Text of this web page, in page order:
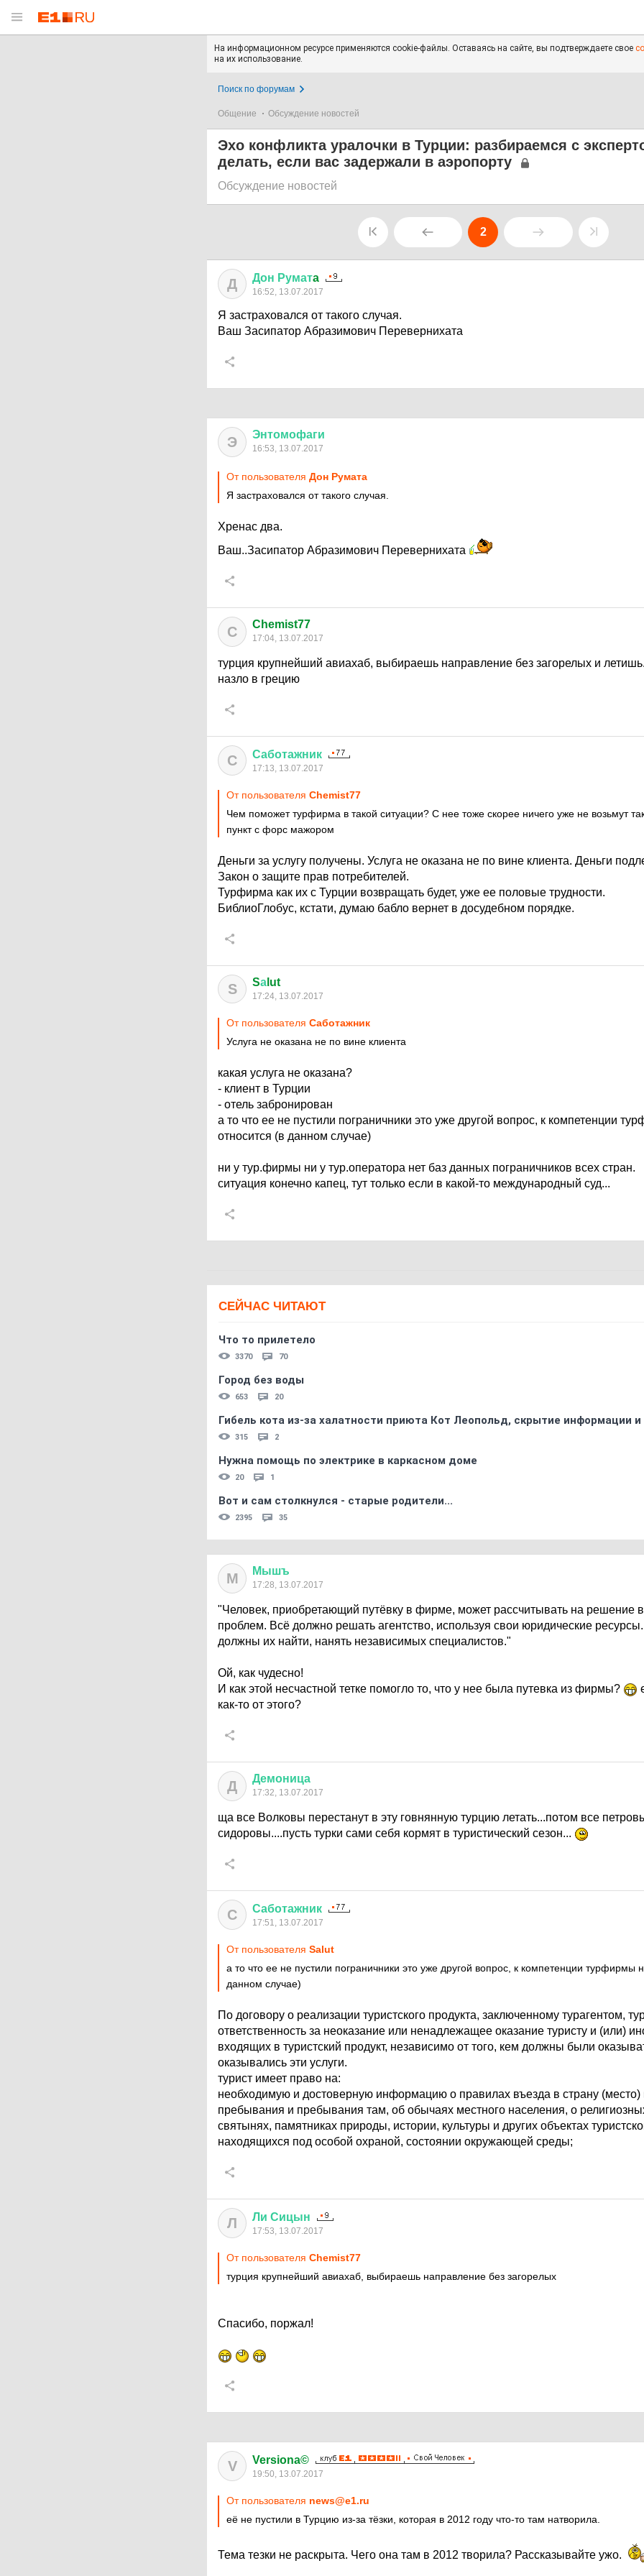
На информационном ресурсе применяются cookie-файлы. Оставаясь на сайте, вы подтверждаете свое
на их использование.
Поиск по форумам
Общение Обсуждение новостей
Эхо конфликта уралочки в Турции: разбираемся с
делать, если вас задержали в аэропорту
Обсуждение новостей
2
Д Дон Руматa
16:52, 13.07.2017
Я застраховался от такого случая.
Ваш Засипатор Абразимович Перевернихата
Э Энтомофаги
16:53, 13.07.2017
От пользователя Дон Руматa
Я застраховался от такого случая.
Хренас два.
Ваш..Засипатор Абразимович Перевернихата
C Chemist77
17:04, 13.07.2017
турция крупнейший авиахаб, выбираешь направление без загорелых и
назло в грецию
С Саботажник
17:13, 13.07.2017
От пользователя Chemist77
Чем поможет турфирма в такой ситуации? С нее тоже скорее ничего уже не возьмут
пункт с форс мажором
Деньги за услугу получены. Услуга не оказана не по вине клиента. Деньги
Закон о защите прав потребителей.
Турфирма как их с Турции возвращать будет, уже ее половые трудности.
БиблиоГлобус, кстати, думаю бабло вернет в досудебном порядке.
S Sа lut
17:24, 13.07.2017
От пользователя Саботажник
Услуга не оказана не по вине клиента
какая услуга не оказана?
- клиент в Турции
- отель забронирован
а то что ее не пустили пограничники это уже другой вопрос, к компетенции
относится (в данном случае)
ни у тур.фирмы ни у тур.оператора нет баз данных пограничников всех стран.
ситуация конечно капец, тут только если в какой-то международный суд...
СЕЙЧАС ЧИТАЮТ
Что то прилетело
3370 70
Город без воды
653 20
Гибель кота из-за халатности приюта Кот Леопольд, скрытиe информации
315 2
Нужна помощь по электрике в каркасном доме
20 1
Вот и сам столкнулся - старые родители...
2395 35
М Мышъ
17:28, 13.07.2017
"Человек, приобретающий путёвку в фирме, может рассчитывать на решение
проблем. Всё должно решать агентство, используя свои юридические ресурсы.
должны их найти, нанять независимых специалистов."
Ой, как чудесно!
И как этой несчастной тетке помогло то, что у нее была путевка из фирмы?
как-то от этого?
Д Демоница
17:32, 13.07.2017
ща все Волковы перестанут в эту говнянную турцию летать...потом все
сидоровы....пусть турки сами себя кормят в туристический сезон...
С Саботажник
17:51, 13.07.2017
От пользователя Sаlut
а то что ее не пустили пограничники это уже другой вопрос, к компетенции турфирмы
данном случае)
По договору о реализации туристского продукта, заключенному турагентом,
ответственность за неоказание или ненадлежащее оказание туристу и (или)
входящих в туристский продукт, независимо от того, кем должны были
оказывались эти услуги.
турист имеет право на:
необходимую и достоверную информацию о правилах въезда в страну (место)
пребывания и пребывания там, об обычаях местного населения, о
святынях, памятниках природы, истории, культуры и других объектах
находящихся под особой охраной, состоянии окружающей среды;
Л Ли Сицын
17:53, 13.07.2017
От пользователя Chemist77
турция крупнейший авиахаб, выбираешь направление без загорелых
Спасибо, поржал!
V Versiona©
19:50, 13.07.2017
От пользователя news@e1.ru
её не пустили в Турцию из-за тёзки, которая в 2012 году что-то там натворила.
Тема тезки не раскрыта. Чего она там в 2012 творила? Рассказывайте ужо.